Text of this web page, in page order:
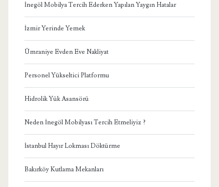
İnegöl Mobilya Tercih Ederken Yapılan Yaygın Hatalar
İzmir Yerinde Yemek
Ümraniye Evden Eve Nakliyat
Personel Yükseltici Platformu
Hidrolik Yük Asansörü
Neden İnegöl Mobilyası Tercih Etmeliyiz ?
İstanbul Hayır Lokması Döktürme
Bakırköy Kutlama Mekanları